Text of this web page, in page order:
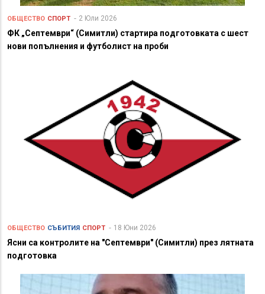
ОБЩЕСТВО СПОРТ 2 Юли 2026
ФК „Септември“ (Симитли) стартира подготовката с шест
нови попълнения и футболист на проби
ОБЩЕСТВО СЪБИТИЯ СПОРТ 18 Юни 2026
Ясни са контролите на "Септември" (Симитли) през лятната
подготовка